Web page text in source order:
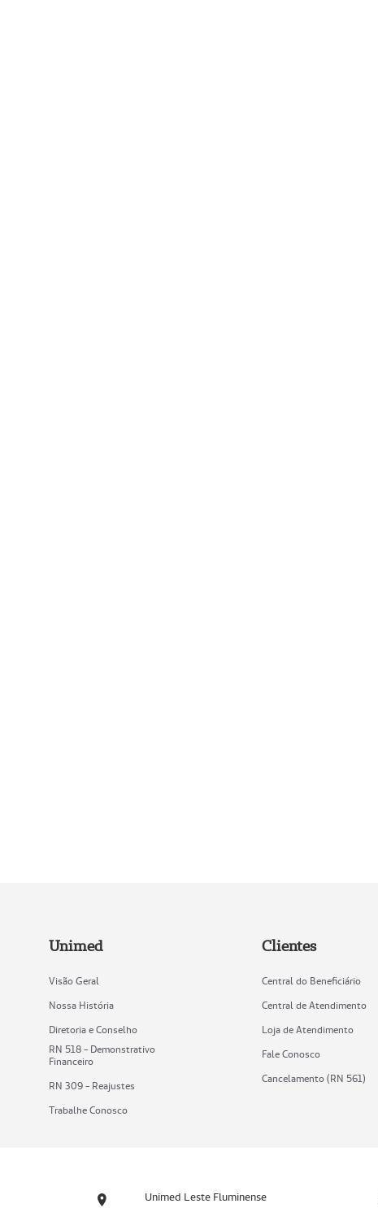
Unimed
Visão Geral
Nossa História
Diretoria e Conselho
RN 518 - Demonstrativo
Financeiro
RN 309 - Reajustes
Trabalhe Conosco
Clientes
Central do Beneficiário
Central de Atendimento
Loja de Atendimento
Fale Conosco
Cancelamento (RN 561)
Unimed Leste Fluminense